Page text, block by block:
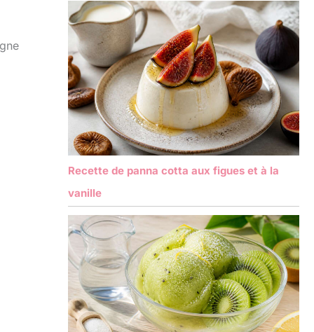
Recette de panna cotta aux figues et à la
vanille